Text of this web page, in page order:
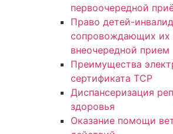
первоочередной
Право детей-
сопровождающих их
внеочередной прием
Преимущества
сертификата ТСР
Диспансеризация
здоровья
Оказание помощи